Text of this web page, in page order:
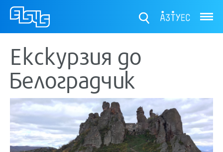
Екскурзия до
Белоградчик